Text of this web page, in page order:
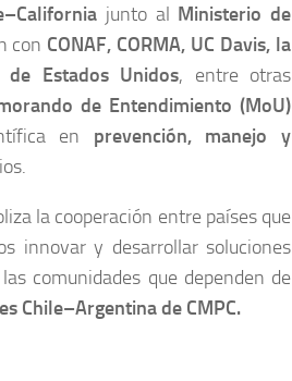
junto al Ministerio de
con CONAF, CORMA, UC Davis, la
Estados Unidos, entre otras
de Entendimiento (MoU)
en prevención, manejo y
la cooperación entre países que
innovar y desarrollar soluciones
comunidades que dependen de
Chile–Argentina de CMPC.